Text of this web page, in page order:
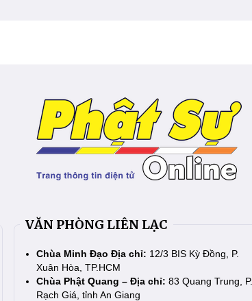
VĂN PHÒNG LIÊN LẠC
Chùa Minh Đạo Địa chỉ: 12/3 BIS Kỳ Đồng, P.
Xuân Hòa, TP.HCM
Chùa Phật Quang – Địa chỉ: 83 Quang Trung, P.
Rạch Giá, tỉnh An Giang